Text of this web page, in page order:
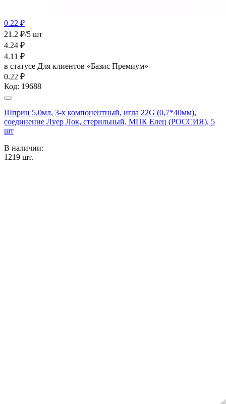
0.22 ₽
21.2 ₽/5 шт
4.24 ₽
4.11 ₽
в статусе Для клиентов «Базис Премиум»
0.22 ₽
Код: 19688
Шприц 5,0мл, 3-х компонентный, игла 22G (0,7*40мм),
соединение Луер Лок, стерильный, МПК Елец (РОССИЯ), 5
шт
В наличии:
1219 шт.